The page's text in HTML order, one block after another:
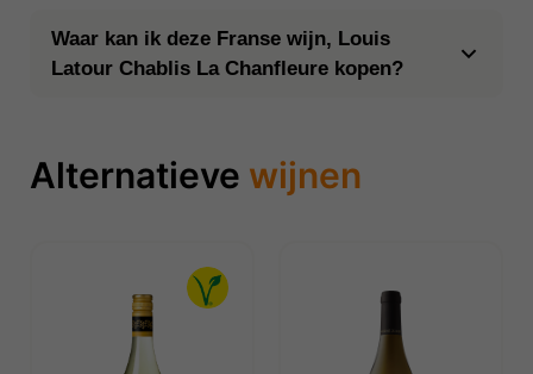
Waar kan ik deze Franse wijn, Louis
Latour Chablis La Chanfleure kopen?
Alternatieve wijnen